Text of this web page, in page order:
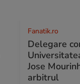
Fanatik.ro
Delegare
Jose
arbitrul